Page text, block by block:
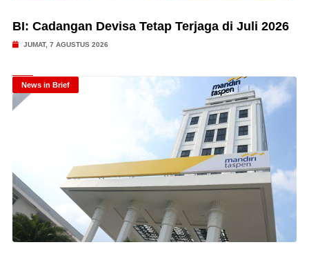
BI: Cadangan Devisa Tetap Terjaga di Juli 2026
JUMAT, 7 AGUSTUS 2026
News in Brief